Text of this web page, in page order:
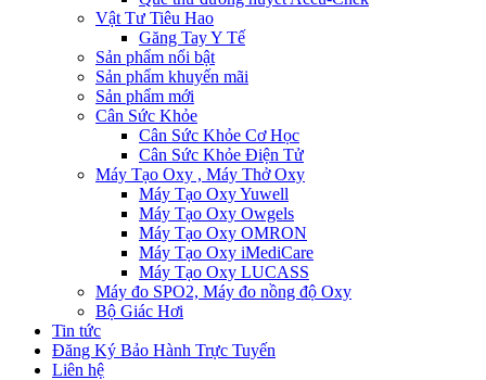
Vật Tư Tiêu Hao
Găng Tay Y Tế
Sản phẩm nổi bật
Sản phẩm khuyến mãi
Sản phẩm mới
Cân Sức Khỏe
Cân Sức Khỏe Cơ Học
Cân Sức Khỏe Điện Tử
Máy Tạo Oxy , Máy Thở Oxy
Máy Tạo Oxy Yuwell
Máy Tạo Oxy Owgels
Máy Tạo Oxy OMRON
Máy Tạo Oxy iMediCare
Máy Tạo Oxy LUCASS
Máy đo SPO2, Máy đo nồng độ Oxy
Bộ Giác Hơi
Tin tức
Đăng Ký Bảo Hành Trực Tuyến
Liên hệ